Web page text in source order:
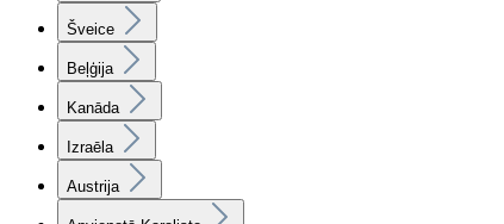
Šveice
Beļģija
Kanāda
Izraēla
Austrija